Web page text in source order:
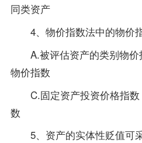
同类资产
4、物价指数法中的物价指
A.被评估资产的类别物价
物价指数
C.固定资产投资价格指
数
5、资产的实体性贬值可采